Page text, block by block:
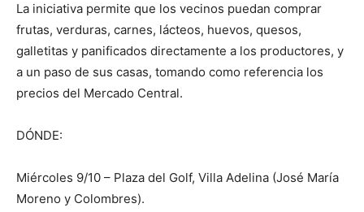
La iniciativa permite que los vecinos puedan comprar
frutas, verduras, carnes, lácteos, huevos, quesos,
galletitas y panificados directamente a los productores, y
a un paso de sus casas, tomando como referencia los
precios del Mercado Central.
DÓNDE:
Miércoles 9/10 – Plaza del Golf, Villa Adelina (José María
Moreno y Colombres).